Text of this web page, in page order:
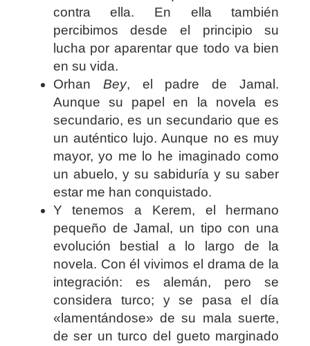
contra ella. En ella también
percibimos desde el principio su
lucha por aparentar que todo va bien
en su vida.
Orhan Bey, el padre de Jamal.
Aunque su papel en la novela es
secundario, es un secundario que es
un auténtico lujo. Aunque no es muy
mayor, yo me lo he imaginado como
un abuelo, y su sabiduría y su saber
estar me han conquistado.
Y tenemos a Kerem, el hermano
pequeño de Jamal, un tipo con una
evolución bestial a lo largo de la
novela. Con él vivimos el drama de la
integración: es alemán, pero se
considera turco; y se pasa el día
«lamentándose» de su mala suerte,
de ser un turco del gueto marginado